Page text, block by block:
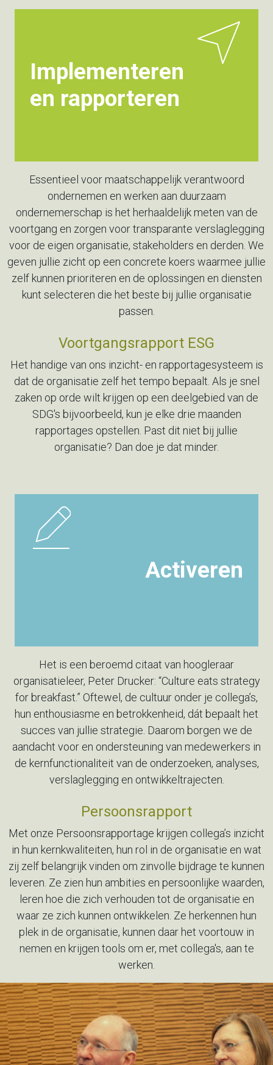
Implementeren
en rapporteren
Essentieel voor maatschappelijk verantwoord
ondernemen en werken aan duurzaam
ondernemerschap is het herhaaldelijk meten van de
voortgang en zorgen voor transparante verslaglegging
voor de eigen organisatie, stakeholders en derden. We
geven jullie zicht op een concrete koers waarmee jullie
zelf kunnen prioriteren en de oplossingen en diensten
kunt selecteren die het beste bij jullie organisatie
passen.
Voortgangsrapport ESG
Het handige van ons inzicht- en rapportagesysteem is
dat de organisatie zelf het tempo bepaalt. Als je snel
zaken op orde wilt krijgen op een deelgebied van de
SDG's bijvoorbeeld, kun je elke drie maanden
rapportages opstellen. Past dit niet bij jullie
organisatie? Dan doe je dat minder.
Activeren
Het is een beroemd citaat van hoogleraar
organisatieleer, PeterDrucker: “Culture eats strategy
for breakfast.” Oftewel, de cultuur onder je collega’s,
hun enthousiasme en betrokkenheid, dát bepaalt het
succes van jullie strategie. Daarom borgen we de
aandacht voor en ondersteuning van medewerkers in
de kernfunctionaliteit van de onderzoeken, analyses,
verslaglegging en ontwikkeltrajecten.
Persoonsrapport
Met onze Persoonsrapportage krijgen collega’s inzicht
in hun kernkwaliteiten, hun rol in de organisatie en wat
zij zelf belangrijkvinden om zinvolle bijdrage te kunnen
leveren. Ze zien hun ambities en persoonlijke waarden,
leren hoe die zich verhouden tot de organisatie en
waar ze zich kunnen ontwikkelen. Ze herkennen hun
plek in de organisatie, kunnen daar het voortouw in
nemen en krijgen tools om er, met collega's, aan te
werken.